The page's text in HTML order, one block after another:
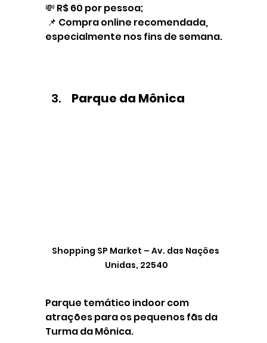
💸 R$ 60 por pessoa;
especialmente nos fins de semana.
Parque da Mônica
Shopping SP Market – Av. das Nações
Unidas, 22540
Parque temático indoor com
atrações para os pequenos fãs da
Turma da Mônica.